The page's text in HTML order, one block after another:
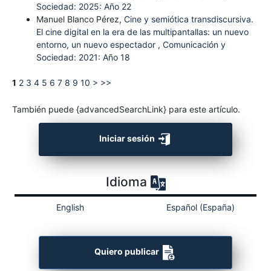
Sociedad: 2025: Año 22
Manuel Blanco Pérez, Cine y semiótica transdiscursiva.
El cine digital en la era de las multipantallas: un nuevo
entorno, un nuevo espectador , Comunicación y
Sociedad: 2021: Año 18
1 2 3 4 5 6 7 8 9 10 > >>
También puede {advancedSearchLink} para este artículo.
Iniciar sesión
Idioma
English Español (España)
Quiero publicar